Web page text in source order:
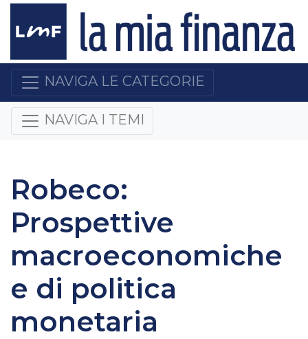
NAVIGA LE CATEGORIE
NAVIGA I TEMI
Robeco:
Prospettive
macroeconomiche
e di politica
monetaria